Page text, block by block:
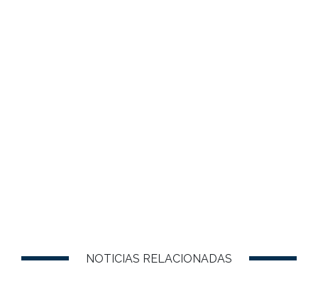
NOTICIAS RELACIONADAS